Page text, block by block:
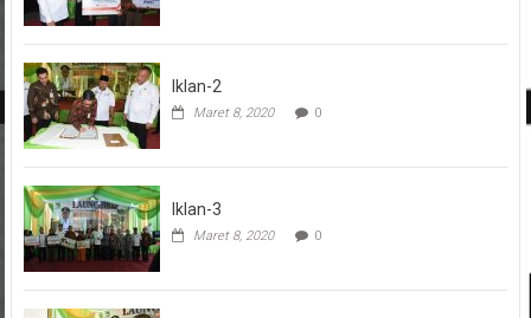
Iklan-2
Maret 8, 2020 0
Iklan-3
Maret 8, 2020 0